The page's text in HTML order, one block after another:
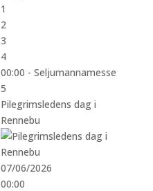
1
2
3
4
00:00 -Seljumannamesse
5
Pilegrimsledens dag i
Rennebu
07/06/2026
00:00